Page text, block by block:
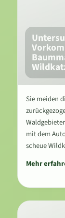
Sie meiden
mit dem
scheue
Mehr